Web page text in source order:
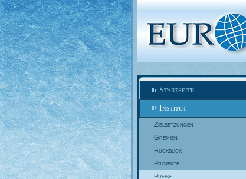
Startseite
Institut
Zielsetzungen
Gremien
Rückblick
Projekte
Preise